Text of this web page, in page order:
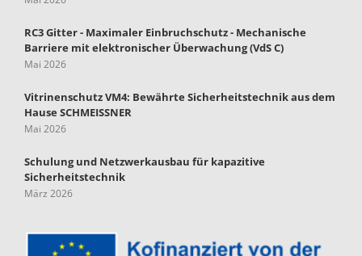
RC3 Gitter - Maximaler Einbruchschutz - Mechanische
Barriere mit elektronischer Überwachung (VdS C)
Mai 2026
Vitrinenschutz VM4: Bewährte Sicherheitstechnik aus dem
Hause SCHMEISSNER
Mai 2026
Schulung und Netzwerkausbau für kapazitive
Sicherheitstechnik
März 2026